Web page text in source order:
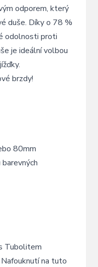
odporem, který
duše. Díky o 78 %
odolnosti proti
je ideální volbou
brzdy!
80mm
Tubolitem
na tuto